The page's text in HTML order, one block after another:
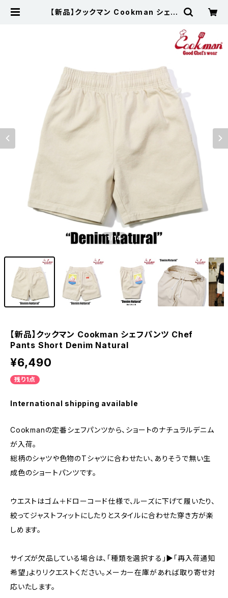
【新品】クックマン Cookman シェフ
1 /14
【新品】クックマン Cookman シェフパンツ Chef
Pants Short Denim Natural
¥6,490
残り1点
International shipping available
Cookmanの定番シェフパンツから、ショートのナチュラルデニム
が入荷。
総柄のシャツや色物のTシャツに合わせたい、ありそうで無い生
成色のショートパンツです。
ウエストはゴム＋ドローコード仕様で、ルーズに下げて履いたり、
絞ってジャストフィットにしたりとスタイルに合わせた穿き方が楽
しめます。
サイズが欠品している場合は、「種類を選択する」▶「再入荷通知
希望」よりリクエストください。メーカー在庫があれば取り寄せ対
応いたします。